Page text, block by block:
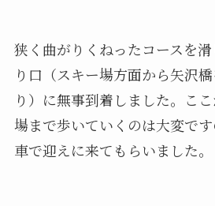
狭く曲がりくねったコースを
り口（スキー場方面から矢沢
り）に無事到着しました。こ
場まで歩いていくのは大変で
車で迎えに来てもらいました。